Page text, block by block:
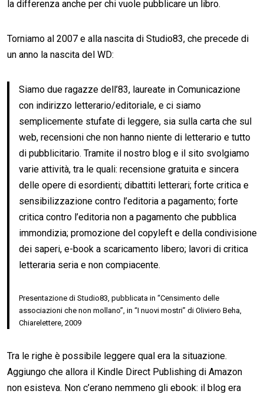
la differenza anche per chi vuole pubblicare un libro.
Torniamo al 2007 e alla nascita di Studio83, che precede di
un anno la nascita del WD:
Siamo due ragazze dell’83, laureate in Comunicazione
con indirizzo letterario/editoriale, e ci siamo
semplicemente stufate di leggere, sia sulla carta che sul
web, recensioni che non hanno niente di letterario e tutto
di pubblicitario. Tramite il nostro blog e il sito svolgiamo
varie attività, tra le quali: recensione gratuita e sincera
delle opere di esordienti; dibattiti letterari; forte critica e
sensibilizzazione contro l’editoria a pagamento; forte
critica contro l’editoria non a pagamento che pubblica
immondizia; promozione del copyleft e della condivisione
dei saperi, e-book a scaricamento libero; lavori di critica
letteraria seria e non compiacente.
Presentazione di Studio83, pubblicata in “Censimento delle
associazioni che non mollano”, in “I nuovi mostri” di Oliviero Beha,
Chiarelettere, 2009
Tra le righe è possibile leggere qual era la situazione.
Aggiungo che allora il Kindle Direct Publishing di Amazon
non esisteva. Non c’erano nemmeno gli ebook: il blog era